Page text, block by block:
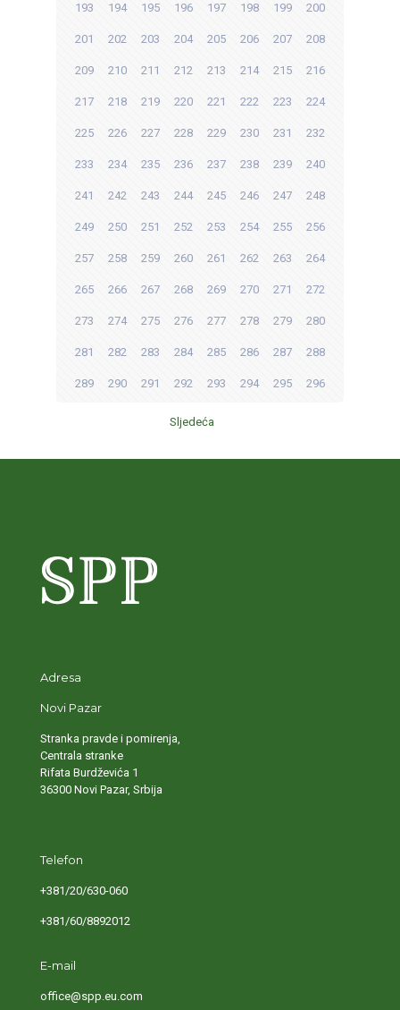
193 194 195 196 197 198 199 200
201 202 203 204 205 206 207 208
209 210 211 212 213 214 215 216
217 218 219 220 221 222 223 224
225 226 227 228 229 230 231 232
233 234 235 236 237 238 239 240
241 242 243 244 245 246 247 248
249 250 251 252 253 254 255 256
257 258 259 260 261 262 263 264
265 266 267 268 269 270 271 272
273 274 275 276 277 278 279 280
281 282 283 284 285 286 287 288
289 290 291 292 293 294 295 296
Sljedeća
Adresa
Novi Pazar
Stranka pravde i pomirenja,
Centrala stranke
Rifata Burdževića 1
36300 Novi Pazar, Srbija
Telefon
+381/20/630-060
+381/60/8892012
E-mail
office@spp.eu.com